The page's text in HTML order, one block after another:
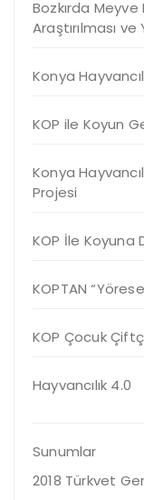
Bozkırda
Araştırılması ve
Konya
KOP ile Koyun
Konya
Projesi
KOP İle Koyuna
KOPTAN
KOP Çocuk
Hayvancılık 4.0
Sunumlar
2018 Türkvet